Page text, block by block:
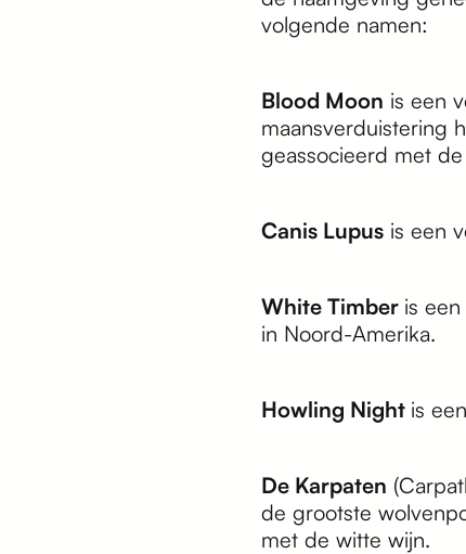
volgende namen:
Blood Moon is een
maansverduistering
geassocieerd met
Canis Lupus is een
White Timber is
in Noord-Amerika.
Howling Night is
De Karpaten
de grootste
met de witte wijn.